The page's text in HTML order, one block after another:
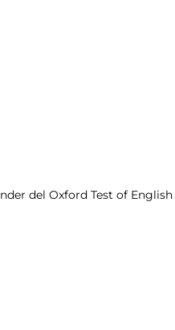
del Oxford Test of English